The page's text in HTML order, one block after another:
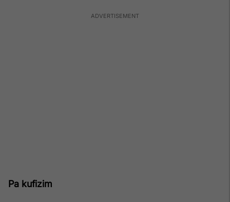
Pa kufizim